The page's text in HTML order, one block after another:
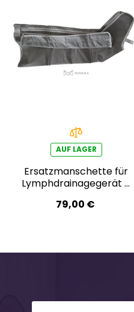
AUF LAGER
Ersatzmanschette für
Lymphdrainagegerät –
79,00 €